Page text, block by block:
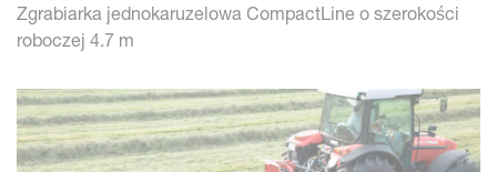
Zgrabiarka jednokaruzelowa CompactLine o szerokości
roboczej 4.7 m